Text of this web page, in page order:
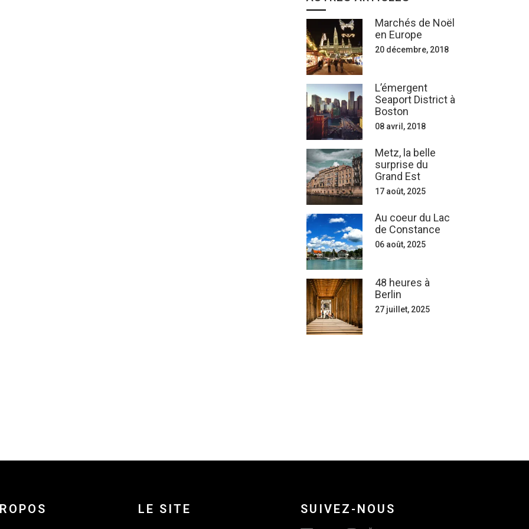
Marchés de Noël
en Europe
20 décembre, 2018
L’émergent
Seaport District à
Boston
08 avril, 2018
Metz, la belle
surprise du
Grand Est
17 août, 2025
Au coeur du Lac
de Constance
06 août, 2025
48 heures à
Berlin
27 juillet, 2025
LE SITE SUIVEZ-NOUS